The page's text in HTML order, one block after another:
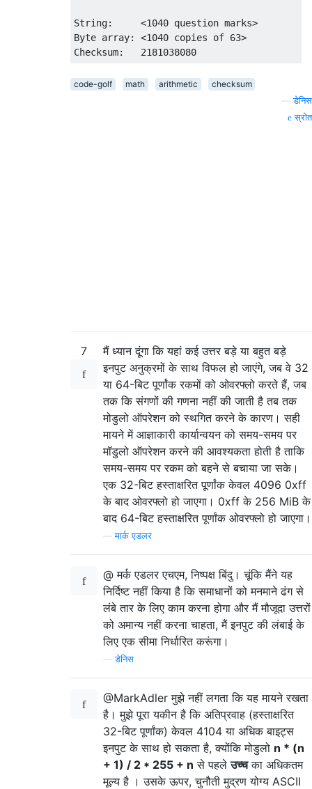
String:     <1040 question marks>
Byte array: <1040 copies of 63>
code-golf math arithmetic
checksum
—डेनिस
स्रोत
7
मैं ध्यान दूंगा कि यहां कई उत्तर बड़े या बहुत बड़े
इनपुट अनुक्रमों के साथ विफल हो जाएंगे, जब वे 32
या 64-बिट पूर्णांक रकमों को ओवरफ्लो करते हैं, जब
तक कि संगणों की गणना नहीं की जाती है तब तक
मोडुलो ऑपरेशन को स्थगित करने के कारण। सही
मायने में आज्ञाकारी कार्यान्वयन को समय-समय पर
मॉडुलो ऑपरेशन करने की आवश्यकता होती है ताकि
समय-समय पर रकम को बहने से बचाया जा सके।
एक 32-बिट हस्ताक्षरित पूर्णांक केवल 4096 0xff
के बाद ओवरफ्लो हो जाएगा। 0xff के 256 MiB के
बाद 64-बिट हस्ताक्षरित पूर्णांक ओवरफ्लो हो जाएगा।
—मार्क एडलर
@ मर्क एडलर एचएम, निष्पक्ष बिंदु। चूंकि मैंने यह
निर्दिष्ट नहीं किया है कि समाधानों को मनमाने ढंग से
लंबे तार के लिए काम करना होगा और मैं मौजूदा उत्तरों
को अमान्य नहीं करना चाहता, मैं इनपुट की लंबाई के
लिए एक सीमा निर्धारित करूंगा।
—डेनिस
@MarkAdler मुझे नहीं लगता कि यह मायने रखता
है। मुझे पूरा यकीन है कि अतिप्रवाह (हस्ताक्षरित
32-बिट पूर्णांक) केवल 4104 या अधिक बाइट्स
इनपुट के साथ हो सकता है, क्योंकि मोडुलो n * (n
+ 1) / 2 * 255 + n से पहलेउच्चका अधिकतम
मूल्य है । उसके ऊपर, चुनौती मुद्रण योग्य ASCII